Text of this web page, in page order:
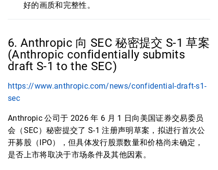
好的画质和完整性。
6. Anthropic 向 SEC 秘密提交 S-1 草案
(Anthropic confidentially submits
draft S-1 to the SEC)
https://www.anthropic.com/news/confidential-draft-s1-
sec
Anthropic 公司于 2026 年 6 月 1 日向美国证券交易委员
会（SEC）秘密提交了 S-1 注册声明草案，拟进行首次公
开募股（IPO），但具体发行股票数量和价格尚未确定，
是否上市将取决于市场条件及其他因素。